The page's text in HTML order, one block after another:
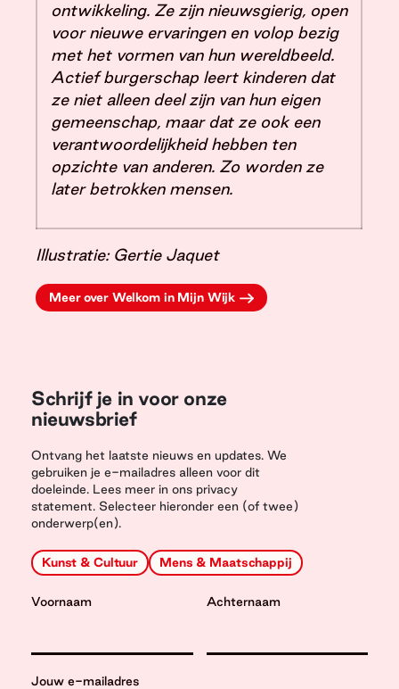
ontwikkeling. Ze zijn nieuwsgierig, open
voor nieuwe ervaringen en volop bezig
met het vormen van hun wereldbeeld.
Actief burgerschap leert kinderen dat
ze niet alleen deel zijn van hun eigen
gemeenschap, maar dat ze ook een
verantwoordelijkheid hebben ten
opzichte van anderen. Zo worden ze
later betrokken mensen.
Illustratie: Gertie Jaquet
Meer over Welkom in Mijn Wijk
Schrijf je in voor onze
nieuwsbrief
Ontvang het laatste nieuws en updates. We
gebruiken je e-mailadres alleen voor dit
doeleinde. Lees meer in ons privacy
statement. Selecteer hieronder een (of twee)
onderwerp(en).
Kunst & Cultuur Mens & Maatschappij
Jouw e-mailadres
Voornaam Achternaam